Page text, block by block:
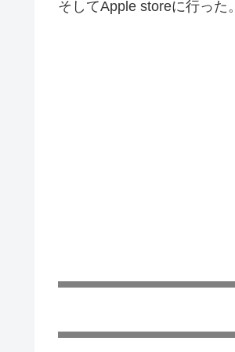
そしてApple storeに行った。